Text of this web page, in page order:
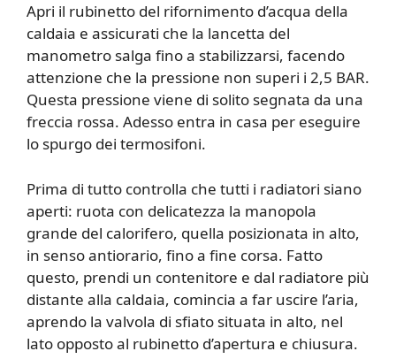
Apri il rubinetto del rifornimento d’acqua della
caldaia e assicurati che la lancetta del
manometro salga fino a stabilizzarsi, facendo
attenzione che la pressione non superi i 2,5 BAR.
Questa pressione viene di solito segnata da una
freccia rossa. Adesso entra in casa per eseguire
lo spurgo dei termosifoni.
Prima di tutto controlla che tutti i radiatori siano
aperti: ruota con delicatezza la manopola
grande del calorifero, quella posizionata in alto,
in senso antiorario, fino a fine corsa. Fatto
questo, prendi un contenitore e dal radiatore più
distante alla caldaia, comincia a far uscire l’aria,
aprendo la valvola di sfiato situata in alto, nel
lato opposto al rubinetto d’apertura e chiusura.